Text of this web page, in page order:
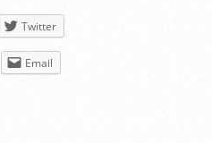
Twitter
Email